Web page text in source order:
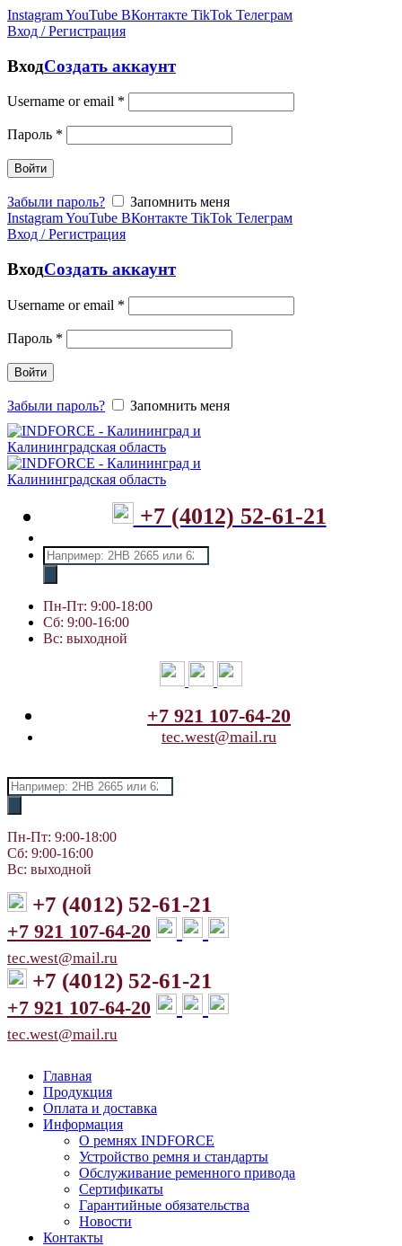
InstagramYouTube ВКонтакте TikTok Телеграм
Вход / Регистрация
ВходСоздать аккаунт
Username or email *
Пароль *
Войти
Забыли пароль?
Запомнить меня
InstagramYouTube ВКонтакте TikTok Телеграм
Вход / Регистрация
ВходСоздать аккаунт
Username or email *
Пароль *
Войти
Забыли пароль? Запомнить меня
+7 (4012) 52-61-21
Поиск
товаров
Пн-Пт: 9:00-18:00
Сб: 9:00-16:00
Вс: выходной
+7 921 107-64-20
tec.west@mail.ru
Поиск
товаров
Пн-Пт: 9:00-18:00
Сб: 9:00-16:00
Вс: выходной
+7 (4012) 52-61-21
+7 921 107-64-20
tec.west@mail.ru
+7 (4012) 52-61-21
+7 921 107-64-20
tec.west@mail.ru
Главная
Продукция
Оплата и доставка
Информация
О ремнях INDFORCE
Устройство ремня и стандарты
Обслуживание ременного привода
Сертификаты
Гарантийные обязательства
Новости
Контакты